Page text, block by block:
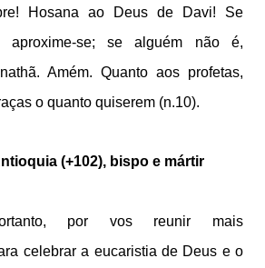
Hosana ao Deus de Davi! Se
aproxime-se; se alguém não é,
Amém. Quanto aos profetas,
o quanto quiserem (n.10).
(+102), bispo e mártir
por vos reunir mais
celebrar a eucaristia de Deus e o